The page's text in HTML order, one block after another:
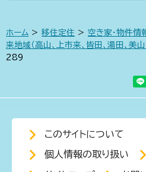
ホーム > 移住定住 > 空き家・物件情
来地域（高山、上市来、皆田、湯田、美山
289
このサイトについて
個人情報の取り扱い